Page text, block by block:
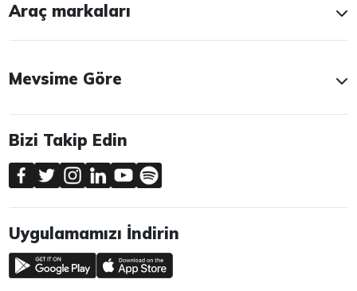
Araç markaları
Mevsime Göre
Bizi Takip Edin
Uygulamamızı İndirin